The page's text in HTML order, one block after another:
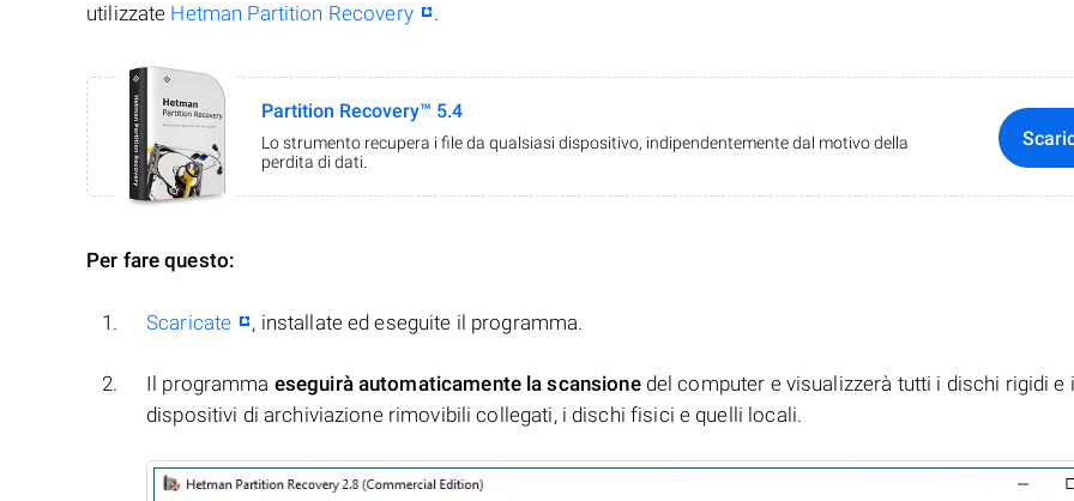
utilizzate Hetman Partition Recovery .
Partition Recovery™ 5.4
Lo strumento recupera i file da qualsiasi dispositivo, indipendentemente dal motivo della
perdita di dati.
Per fare questo:
Scaricate , installate ed eseguite il programma.
Il programma eseguirà automaticamente la scansionedel computer e visualizzerà tutti i dischi rigidi e i
dispositivi di archiviazione rimovibili collegati, i dischi fisici e quelli locali.